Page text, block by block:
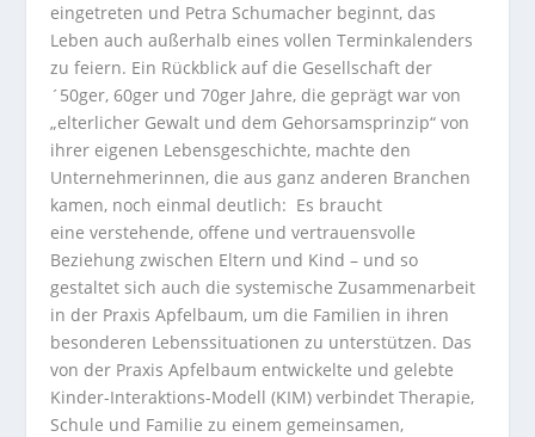
eingetreten und Petra Schumacher beginnt, das
Leben auch außerhalb eines vollen Terminkalenders
zu feiern. Ein Rückblick auf die Gesellschaft der
´50ger, 60ger und 70ger Jahre, die geprägt war von
„elterlicher Gewalt und dem Gehorsamsprinzip“ von
ihrer eigenen Lebensgeschichte, machte den
Unternehmerinnen, die aus ganz anderen Branchen
kamen, noch einmal deutlich: Es braucht
eine verstehende, offene undvertrauensvolle
Beziehung zwischen Eltern und Kind – und so
gestaltet sich auch die systemische Zusammenarbeit
in der Praxis Apfelbaum, um die Familien in ihren
besonderen Lebenssituationen zu unterstützen. Das
von der Praxis Apfelbaum entwickelte und gelebte
Kinder-Interaktions-Modell (KIM) verbindet Therapie,
Schule und Familie zu einem gemeinsamen,